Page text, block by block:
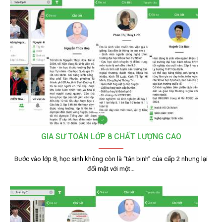
GIA SƯ TOÁN LỚP 8 CHẤT LƯỢNG CAO
Bước vào lớp 8, học sinh không còn là “tân binh” của cấp 2 nhưng lại
đối mặt với một…